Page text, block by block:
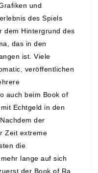
und
des Spiels
dem Hintergrund des
das in den
ist. Viele
veröffentlichen
auch beim Book of
Echtgeld in den
der
Zeit extreme
die
lange auf sich
der Book of Ra